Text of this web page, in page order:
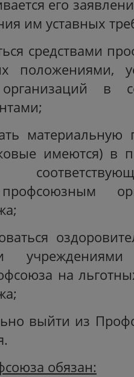
его
им уставных
средствами
положениями,
в
имеются) в
профсоюзным
на
выйти из
обязан: